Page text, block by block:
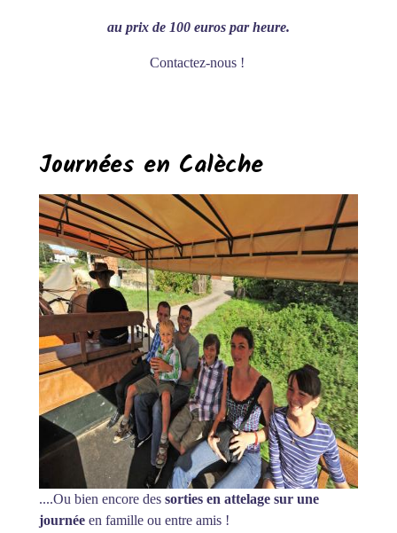
au prix de 100 euros par heure.
Contactez-nous !
Journées en Calèche
....Ou bien encore des sorties en attelage sur une
journée en famille ou entre amis !